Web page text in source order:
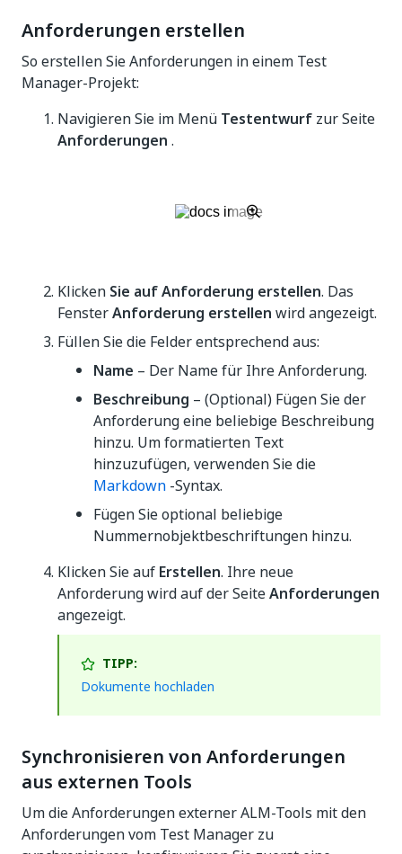
Anforderungen erstellen
So erstellen Sie Anforderungen in einem Test
Manager-Projekt:
Navigieren Sie im Menü Testentwurf zur Seite
Anforderungen .
Klicken Sie auf Anforderung erstellen. Das
FensterAnforderung erstellen wird angezeigt.
Füllen Sie die Felder entsprechend aus:
Name – Der Name für Ihre Anforderung.
Beschreibung – (Optional) Fügen Sie der
Anforderung eine beliebige Beschreibung
hinzu. Um formatierten Text
hinzuzufügen, verwenden Sie die
Markdown -Syntax.
Fügen Sie optional beliebige
Nummernobjektbeschriftungen hinzu.
Klicken Sie auf Erstellen. Ihre neue
Anforderung wird auf der SeiteAnforderungen
angezeigt.
TIPP:
Dokumente hochladen
Synchronisieren von Anforderungen
aus externen Tools
Um die Anforderungen externer ALM-Tools mit den
Anforderungen vom Test Manager zu